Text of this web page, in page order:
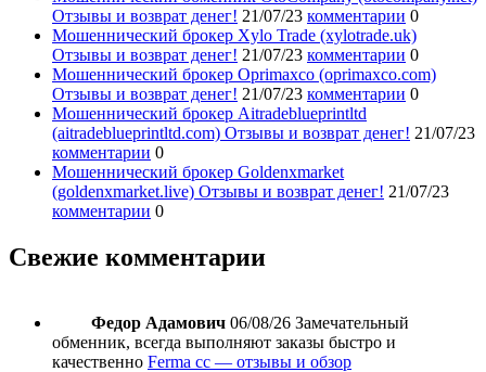
Отзывы и возврат денег! 21/07/23 комментарии 0
Мошеннический брокер Xylo Trade (xylotrade.uk)
Отзывы и возврат денег! 21/07/23 комментарии 0
Мошеннический брокер Oprimaxco (oprimaxco.com)
Отзывы и возврат денег! 21/07/23 комментарии 0
Мошеннический брокер Aitradeblueprintltd
(aitradeblueprintltd.com) Отзывы и возврат денег! 21/07/23
комментарии 0
Мошеннический брокер Goldenxmarket
(goldenxmarket.live) Отзывы и возврат денег! 21/07/23
комментарии 0
Свежие комментарии
Федор Адамович 06/08/26 Замечательный
обменник, всегда выполняют заказы быстро и
качественно Ferma cc — отзывы и обзор